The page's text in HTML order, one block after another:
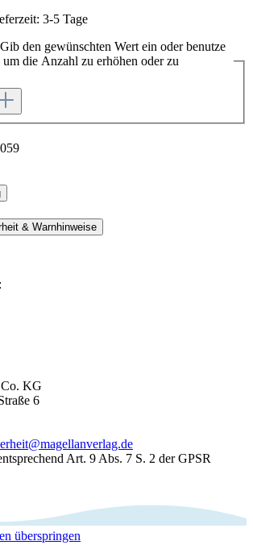
3-5 Tage
den gewünschten Wert ein oder benutze
die Anzahl zu erhöhen oder zu
& Warnhinweise
KG
6
Art. 9 Abs. 7 S. 2 der GPSR
überspringen